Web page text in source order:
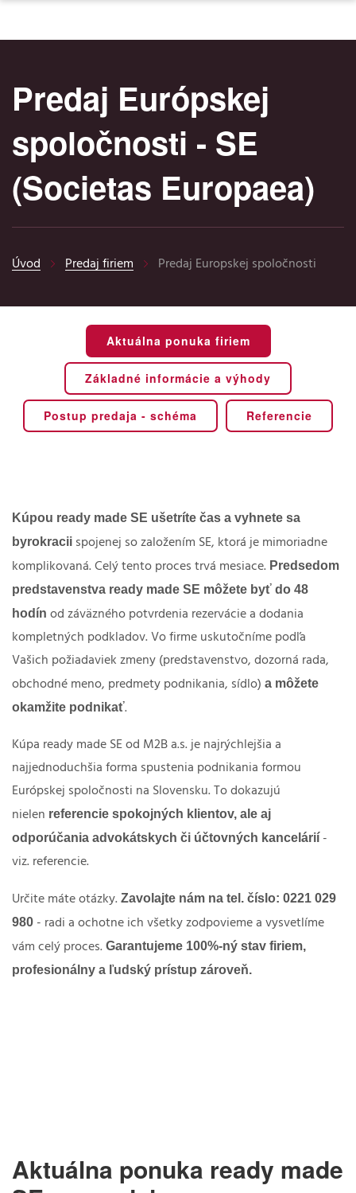
Predaj Európskej
spoločnosti - SE
(Societas Europaea)
Úvod Predaj firiem Predaj Europskej spoločnosti
Aktuálna ponuka firiem
Základné informácie a výhody
Postup predaja - schéma Referencie
Kúpou ready made SE ušetríte čas a vyhnete sa
byrokracii spojenej so založením SE, ktorá je mimoriadne
komplikovaná. Celý tento proces trvá mesiace. Predsedom
predstavenstva ready made SE môžete byť do 48
hodín od záväzného potvrdenia rezervácie a dodania
kompletných podkladov. Vo firme uskutočníme podľa
Vašich požiadaviek zmeny (predstavenstvo, dozorná rada,
obchodné meno, predmety podnikania, sídlo) a môžete
okamžite podnikať.
Kúpa ready made SE od M2B a.s. je najrýchlejšia a
najjednoduchšia forma spustenia podnikania formou
Európskej spoločnosti na Slovensku. To dokazujú
nielen referencie spokojných klientov, ale aj
odporúčania advokátskych či účtovných kancelárií -
viz. referencie.
Určite máte otázky. Zavolajte nám na tel. číslo: 0221 029
980 - radi a ochotne ich všetky zodpovieme a vysvetlíme
vám celý proces. Garantujeme 100%-ný stav firiem,
profesionálny a ľudský prístup zároveň.
Aktuálna ponuka ready made